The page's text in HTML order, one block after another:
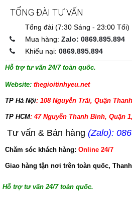
TỔNG ĐÀI TƯ VẤN
Tổng đài (7:30 Sáng - 23:00 Tối)
Mua hàng: Zalo: 0869.895.894
Khiếu nại: 0869.895.894
Hỗ trợ tư vấn 24/7 toàn quốc.
Website: thegioitinhyeu.net
TP Hà Nội: 108 Nguyễn Trãi, Quận
TP HCM: 47 Nguyễn Thanh Bình, Quận
Tư vấn & Bán hàng (Zalo):
Chăm sóc khách hàng: Online 24/7
Giao hàng tận nơi trên toàn quốc,
Hỗ trợ tư vấn 24/7 toàn quốc.